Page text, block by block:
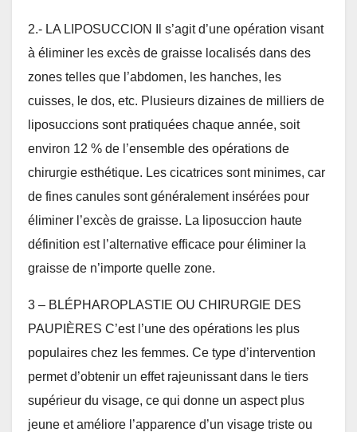
2.- LA LIPOSUCCION Il s’agit d’une opération visant
à éliminer les excès de graisse localisés dans des
zones telles que l’abdomen, les hanches, les
cuisses, le dos, etc. Plusieurs dizaines de milliers de
liposuccions sont pratiquées chaque année, soit
environ 12 % de l’ensemble des opérations de
chirurgie esthétique. Les cicatrices sont minimes, car
de fines canules sont généralement insérées pour
éliminer l’excès de graisse. La liposuccion haute
définition est l’alternative efficace pour éliminer la
graisse de n’importe quelle zone.
3 – BLÉPHAROPLASTIE OU CHIRURGIE DES
PAUPIÈRES C’est l’une des opérations les plus
populaires chez les femmes. Ce type d’intervention
permet d’obtenir un effet rajeunissant dans le tiers
supérieur du visage, ce qui donne un aspect plus
jeune et améliore l’apparence d’un visage triste ou